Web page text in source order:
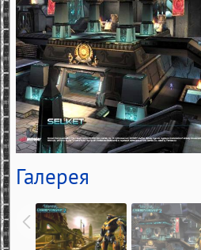
Галерея